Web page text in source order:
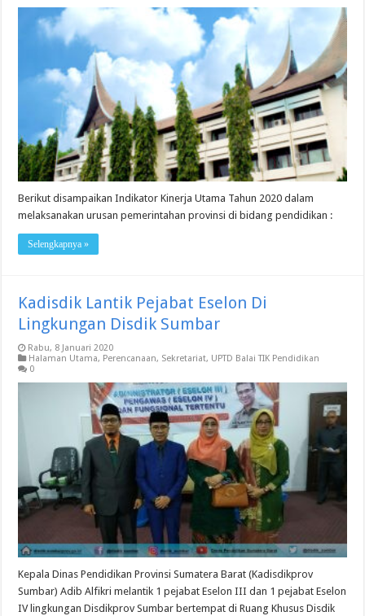
Berikut disampaikan Indikator Kinerja Utama Tahun 2020 dalam
melaksanakan urusan pemerintahan provinsi di bidang pendidikan :
Selengkapnya »
Kadisdik Lantik Pejabat Eselon Di
Lingkungan Disdik Sumbar
Rabu, 8 Januari 2020
Halaman Utama, Perencanaan, Sekretariat, UPTD Balai TIK Pendidikan
0
Kepala Dinas Pendidikan Provinsi Sumatera Barat (Kadisdikprov
Sumbar) Adib Alfikri melantik 1 pejabat Eselon III dan 1 pejabat Eselon
IV lingkungan Disdikprov Sumbar bertempat di Ruang Khusus Disdik